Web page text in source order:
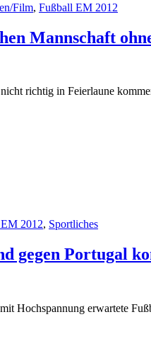
Film, Fußball EM 2012
Mannschaft
richtig in Feierlaune
2012, Sportliches
gegen Portugal
Hochspannung erwartete